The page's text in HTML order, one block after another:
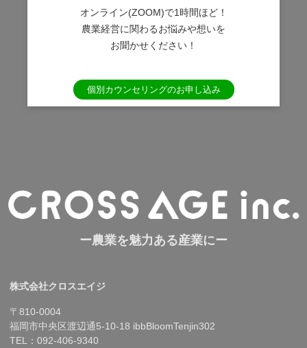
オンライン(ZOOM)で1時間ほど！
農業経営に関わるお悩みや想いを
お聞かせください！
個別カウンセリングのお申し込み
ー農業を魅力ある産業にー
株式会社クロスエイジ
〒810-0004
福岡市中央区渡辺通5-10-18 ibbBloomTenjin302
TEL：092-406-9340